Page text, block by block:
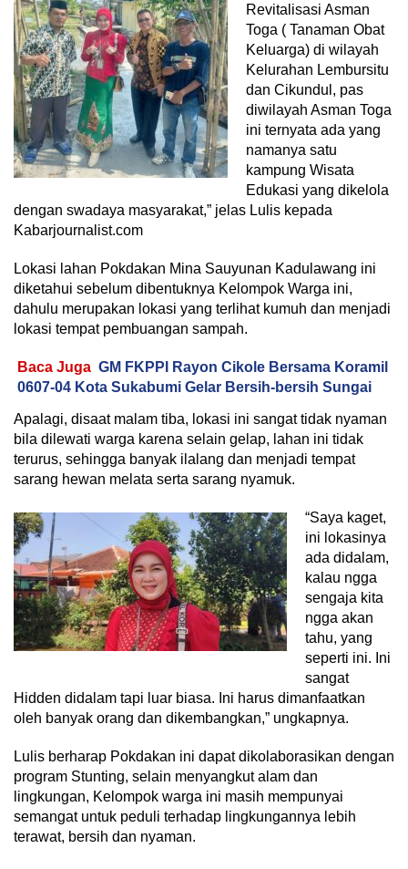
Revitalisasi Asman
Toga ( Tanaman Obat
Keluarga) di wilayah
Kelurahan Lembursitu
dan Cikundul, pas
diwilayah Asman Toga
ini ternyata ada yang
namanya satu
kampung Wisata
Edukasi yang dikelola
dengan swadaya masyarakat,” jelas Lulis kepada
Kabarjournalist.com
Lokasi lahan Pokdakan Mina Sauyunan Kadulawang ini
diketahui sebelum dibentuknya Kelompok Warga ini,
dahulu merupakan lokasi yang terlihat kumuh dan menjadi
lokasi tempat pembuangan sampah.
Baca Juga GM FKPPI Rayon Cikole Bersama Koramil
0607-04 Kota Sukabumi Gelar Bersih-bersih Sungai
Apalagi, disaat malam tiba, lokasi ini sangat tidak nyaman
bila dilewati warga karena selain gelap, lahan ini tidak
terurus, sehingga banyak ilalang dan menjadi tempat
sarang hewan melata serta sarang nyamuk.
“Saya kaget,
ini lokasinya
ada didalam,
kalau ngga
sengaja kita
ngga akan
tahu, yang
seperti ini. Ini
sangat
Hidden didalam tapi luar biasa. Ini harus dimanfaatkan
oleh banyak orang dan dikembangkan,” ungkapnya.
Lulis berharap Pokdakan ini dapat dikolaborasikan dengan
program Stunting, selain menyangkut alam dan
lingkungan, Kelompok warga ini masih mempunyai
semangat untuk peduli terhadap lingkungannya lebih
terawat, bersih dan nyaman.